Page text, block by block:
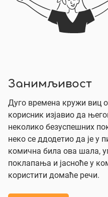
Занимљивост
Дуго времена кружи виц
корисник изјавио да
неколико безуспешних
неко се ддодетио да је у
комична била ова шала,
поклапања и јасноће у
користити домаће речи.